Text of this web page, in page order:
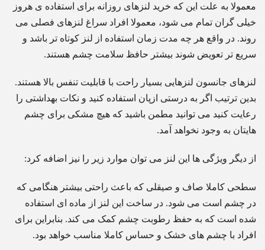
معمولا به علت این که خرید لنزهای روزانه برای استفاده ی هروز
خیلی گران تمام می شود، معمولا افراد سراغ لنزهای فصلی می
روند. در واقع هر چه مدت زمان استفاده از لنز کوتاه تر باشد و
سریع تر تعویض شوند بیشتر حافظ سلامت چشم هستند.
لنزهای جانسون لنزهایی بسیار راحت با قابلیت تنفس بالا هستند.
بدین ترتیب اگر به درستی ازپان استفاده کنید و نکات بهداشتی را
رعایت کنید می توانید مطمن باشید که هیچ مشکی برای چشم
هایتان به وجود نخواهد آمد.
از دیگر ویژگی ها این لنز می توان موارد زیر را نیز اضافه کرد:
سطحی کاملا صاف و صیقلی که باعث راحتی بیشتر هنگامی که
در چشم است می شود. در ساخت این لنز از ماده ای استفاده
شده است که به حفظ رطوبت چشم کمک می کند. بنابراین برای
افراد با چشم های خشک و حساس کاملا مناسب خواهد بود.